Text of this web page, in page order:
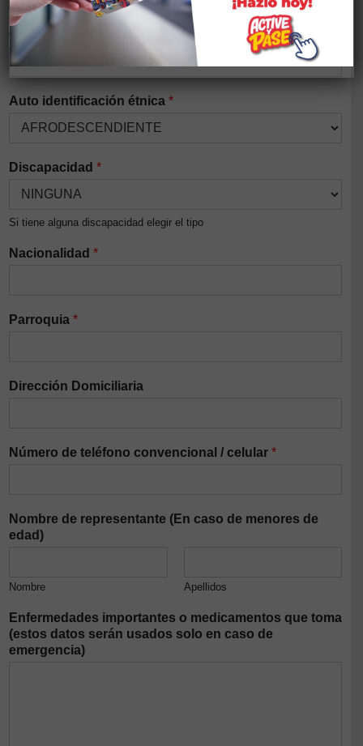
Género
Auto identificación étnica *
Discapacidad *
Si tiene alguna discapacidad elegir el tipo
Nacionalidad *
Parroquia *
Dirección Domiciliaria
Número de teléfono convencional / celular *
Nombre de representante (En caso de menores de
edad)
Nombre Apellidos
Enfermedades importantes o medicamentos que toma
(estos datos serán usados solo en caso de
emergencia)